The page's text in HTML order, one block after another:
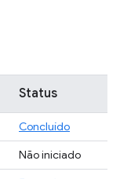
Status
Concluído
Não iniciado